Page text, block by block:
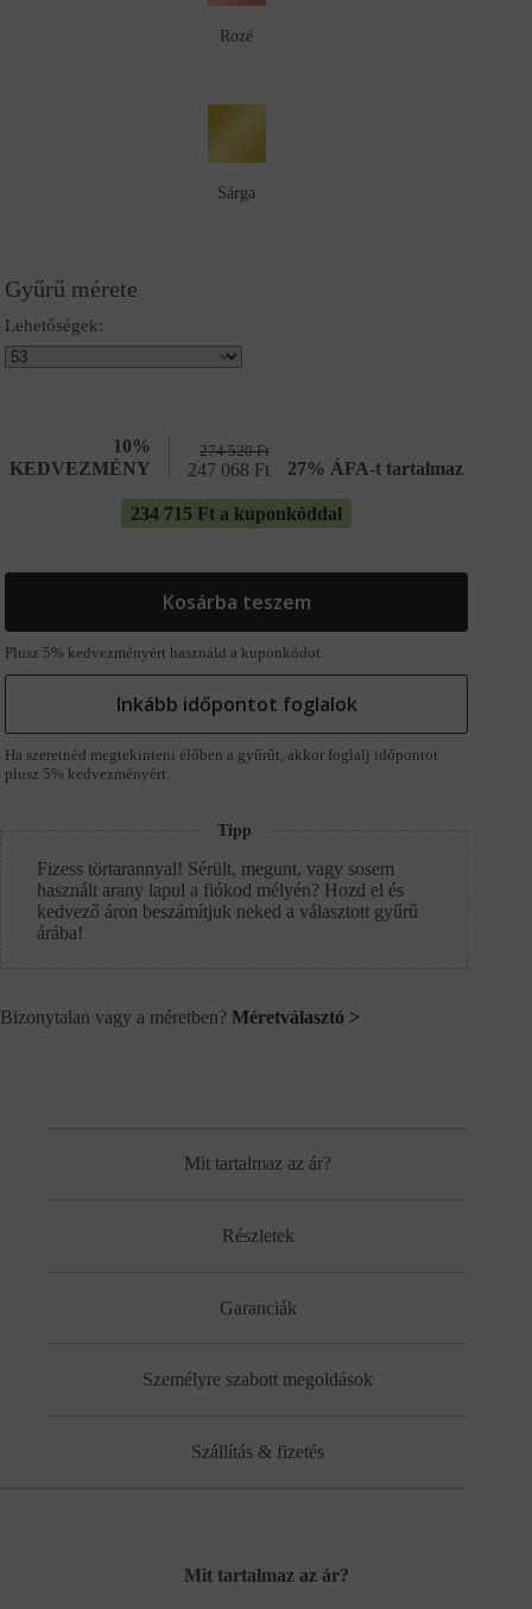
Rozé
Sárga
Gyűrű mérete
Lehetőségek:
10%
KEDVEZMÉNY
274 520Ft
247 068 Ft 27% ÁFA-t tartalmaz
234 715 Ft a kuponkóddal
Kosárba teszem
Plusz 5% kedvezményért használd a kuponkódot.
Inkább időpontot foglalok
Ha szeretnéd megtekinteni élőben a gyűrűt, akkor foglalj időpontot
plusz 5% kedvezményért.
Tipp
Fizess törtarannyal! Sérült, megunt, vagy sosem
használt arany lapul a fiókod mélyén? Hozd el és
kedvező áron beszámítjuk neked a választott gyűrű
árába!
Bizonytalan vagy a méretben? Méretválasztó >
Mit tartalmaz az ár?
Részletek
Garanciák
Személyre szabott megoldások
Szállítás & fizetés
Mit tartalmaz az ár?